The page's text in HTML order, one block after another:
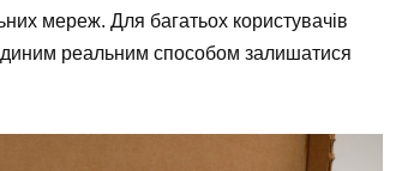
мереж. Для багатьох користувачів
реальним способом залишатися